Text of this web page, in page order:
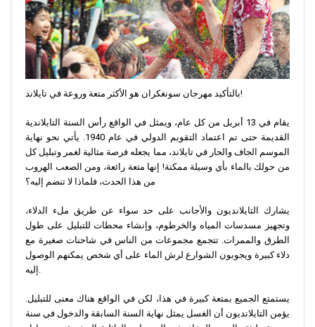
بالتأكيد مهرجان سونغكران هو الأكثر متعة وروعة في تايلاند!
يقام في 13 أبريل من كل عام، ويمثل في الواقع رأس السنة التايلاندية
القديمة حتى تم اعتماد التقويم الدولي في عام 1940. يأتي نحو نهاية
الموسم الجاف والحار في تايلاند، مما يجعله فرصة مثالية لغمر وتبليل كل
من حولك بالماء بأي وسيلة ممكنة! إنها متعة رائعة، ومن الصعب الهروب
من هذا الحدث، فلماذا لا تنضم إليه؟
يشارك التايلانديون والأجانب على حد سواء عن طريق ملء الدلاء،
وتجهيز مسدسات المياه والخرطوم، وإنشاء محطات للتبليل على طول
الطرق والممرات. تتجمع مجموعات من الناس في شاحنات صغيرة مع
دلاء كبيرة ويجوبون الشوارع لرش الماء على أي شخص يمكنهم الوصول
يستمتع الجميع بمتعة كبيرة في هذا، لكن في الواقع هناك معنى للتبليل.
يؤمن التايلانديون أن الغسل يمثل نهاية السنة السابقة والدخول في سنة